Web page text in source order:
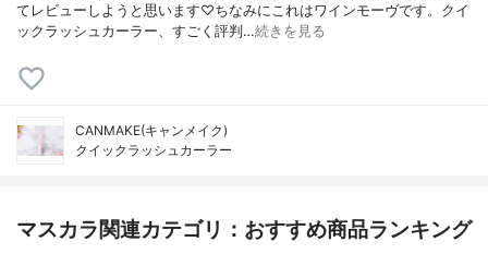
てレビューしようと思います♡ちなみにこれはワインモーヴです。クイ
ックラッシュカーラー、すごく評判…続きを見る
CANMAKE(キャンメイク)
クイックラッシュカーラー
マスカラ関連カテゴリ：おすすめ商品ランキング